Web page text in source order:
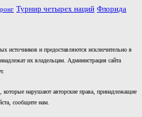
Турнир четырех наций Флорида
источников и предоставляются исключительно в
их владельцам. Администрация сайта
нарушают авторские права, принадлежащие
сообщите нам.